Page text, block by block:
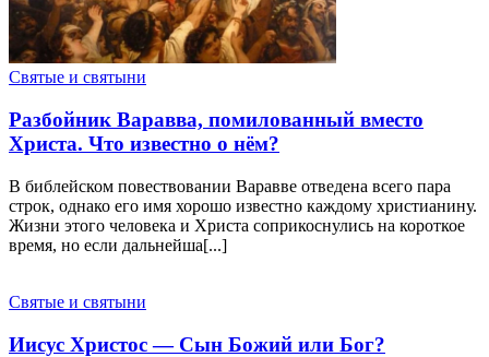
Святые и святыни
Разбойник Варавва, помилованный вместо
Христа. Что известно о нём?
В библейском повествовании Варавве отведена всего пара
строк, однако его имя хорошо известно каждому христианину.
Жизни этого человека и Христа соприкоснулись на короткое
время, но если дальнейша[...]
Святые и святыни
Иисус Христос — Сын Божий или Бог?